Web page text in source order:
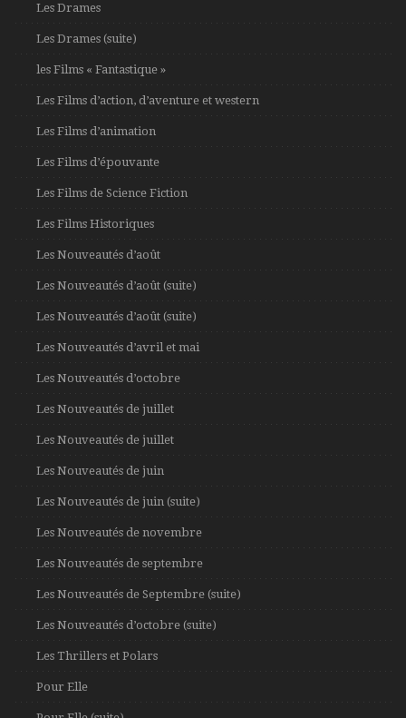
Les Drames
Les Drames (suite)
les Films « Fantastique »
Les Films d’action, d’aventure et western
Les Films d’animation
Les Films d’épouvante
Les Films de Science Fiction
Les Films Historiques
Les Nouveautés d’août
Les Nouveautés d’août (suite)
Les Nouveautés d’août (suite)
Les Nouveautés d’avril et mai
Les Nouveautés d’octobre
Les Nouveautés de juillet
Les Nouveautés de juillet
Les Nouveautés de juin
Les Nouveautés de juin (suite)
Les Nouveautés de novembre
Les Nouveautés de septembre
Les Nouveautés de Septembre (suite)
Les Nouveautés d’octobre (suite)
Les Thrillers et Polars
Pour Elle